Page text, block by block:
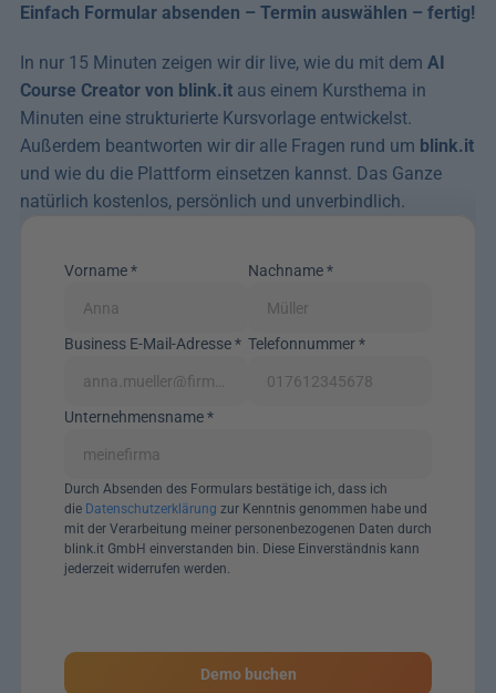
Einfach Formular absenden – Termin auswählen – fertig!
In nur 15 Minuten zeigen wir dir live, wie du mit dem AI
Course Creator von blink.it aus einem Kursthema in
Minuten eine strukturierte Kursvorlage entwickelst.
Außerdem beantworten wir dir alle Fragen rund um blink.it
und wie du die Plattform einsetzen kannst. Das Ganze
natürlich kostenlos, persönlich und unverbindlich.
Vorname * Nachname *
Business E-Mail-Adresse * Telefonnummer *
Unternehmensname *
Durch Absenden des Formulars bestätige ich, dass ich
die Datenschutzerklärung zur Kenntnis genommen habe und
mit der Verarbeitung meiner personenbezogenen Daten durch
blink.it GmbH einverstanden bin. Diese Einverständnis kann
jederzeit widerrufen werden.
Demo buchen